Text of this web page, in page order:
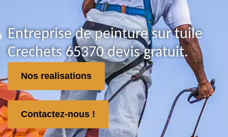
Entreprise de peinture sur tuile
Crechets 65370 devis gratuit.
Nos realisations
Contactez-nous !